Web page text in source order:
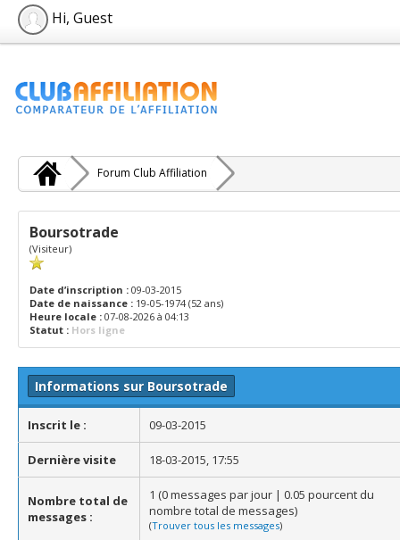
Hi, Guest
Forum Club Affiliation
Boursotrade
(Visiteur)
Date d’inscription : 09-03-2015
Date de naissance : 19-05-1974 (52 ans)
Heure locale : 07-08-2026 à 04:13
Statut : Hors ligne
Informations sur Boursotrade
Inscrit le : 09-03-2015
Dernière visite 18-03-2015, 17:55
Nombre total de
messages :
1 (0 messages par jour | 0.05 pourcent du
nombre total de messages)
(Trouver tous les messages)